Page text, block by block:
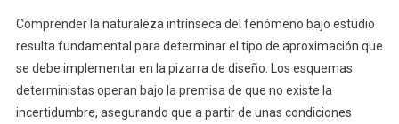
Comprender la naturaleza intrínseca del fenómeno bajo estudio
resulta fundamental para determinar el tipo de aproximación que
se debe implementar en la pizarra de diseño. Los esquemas
deterministas operan bajo la premisa de que no existe la
incertidumbre, asegurando que a partir de unas condiciones